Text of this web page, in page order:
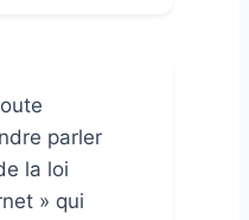
parler
la loi
» qui